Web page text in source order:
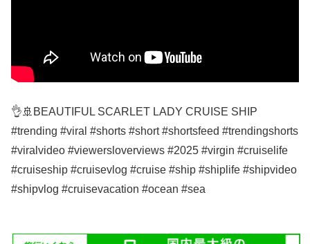
👌🚢BEAUTIFUL SCARLET LADY CRUISE SHIP
#trending #viral #shorts #short #shortsfeed #trendingshorts
#viralvideo #viewersloverviews #2025 #virgin #cruiselife
#cruiseship #cruisevlog #cruise #ship #shiplife #shipvideo
#shipvlog #cruisevacation #ocean #sea